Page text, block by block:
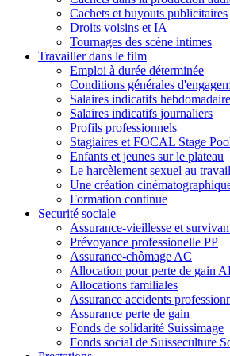
Cachets et buyouts publicitaires
Droits voisins et IA
Tournages des scène intimes
Travailler dans le film
Emploi à durée déterminée
Conditions générales
Salaires indicatifs
Salaires indicatifs journaliers
Profils professionnels
Stagiaires et FOCAL Stage
Enfants et jeunes sur le plateau
Le harcèlement sexuel au travail
Une création
Formation continue
Securité sociale
Assurance-vieillesse et
Prévoyance professionelle PP
Assurance-chômage AC
Allocation pour perte de gain
Allocations familiales
Assurance accidents
Assurance perte de gain
Fonds de solidarité Suissimage
Fonds social de Suisseculture